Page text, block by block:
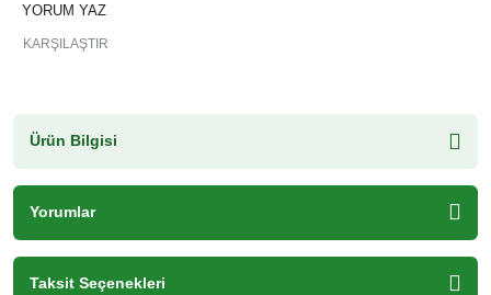
YORUM YAZ
KARŞILAŞTIR
Ürün Bilgisi
Yorumlar
Taksit Seçenekleri